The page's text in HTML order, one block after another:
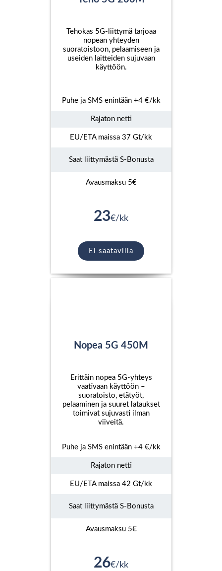
Tehokas 5G-liittymä tarjoaa
nopean yhteyden
suoratoistoon, pelaamiseen ja
useiden laitteiden sujuvaan
käyttöön.
Puhe ja SMS enintään +4 €/kk
Rajaton netti
EU/ETA maissa 37 Gt/kk
Saat liittymästä S-Bonusta
Avausmaksu 5€
23€/kk
Ei saatavilla
Nopea 5G 450M
Erittäin nopea 5G-yhteys
vaativaan käyttöön –
suoratoisto, etätyöt,
pelaaminen ja suuret lataukset
toimivat sujuvasti ilman
viiveitä.
Puhe ja SMS enintään +4 €/kk
Rajaton netti
EU/ETA maissa 42 Gt/kk
Saat liittymästä S-Bonusta
Avausmaksu 5€
26€/kk